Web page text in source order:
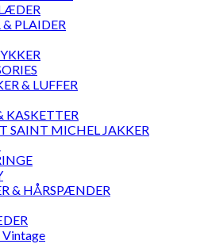
PLAIDER
& LUFFER
KASKETTER
SAINT MICHEL JAKKER
& HÅRSPÆNDER
Vintage